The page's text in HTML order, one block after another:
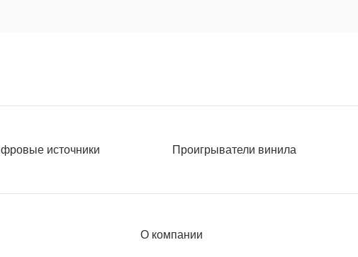
источники Проигрыватели винила
О компании